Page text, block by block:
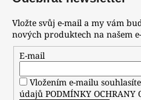
Vložte svůj e-mail a my vám
nových produktech na našem
E-mail
Vložením e-mailu
údajů PODMÍNKY OCHRANY